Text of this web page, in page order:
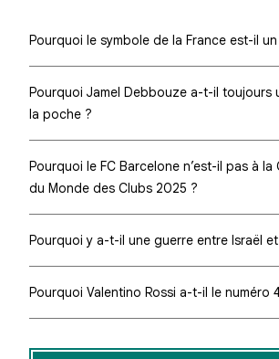
Pourquoi le symbole de la France est-il
Pourquoi Jamel Debbouze a-t-il toujours
la poche ?
Pourquoi le FC Barcelone n’est-il pas à la
du Monde des Clubs 2025 ?
Pourquoi y a-t-il une guerre entre Israël
Pourquoi Valentino Rossi a-t-il le numéro